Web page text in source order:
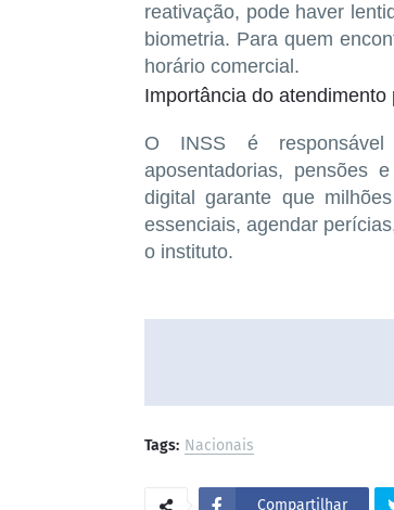
reativação, pode haver
biometria. Para quem
horário comercial.
Importância do atendimento
O INSS é responsável
aposentadorias, pensões
digital garante que
essenciais, agendar
o instituto.
Tags: Nacionais
Compartilhar